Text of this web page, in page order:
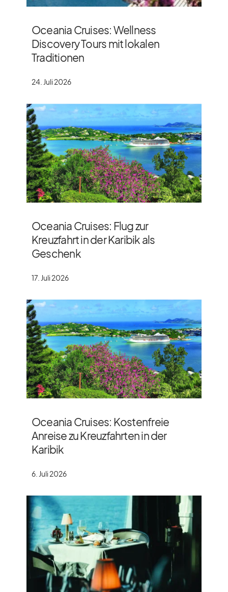
Oceania Cruises: Wellness
Discovery Tours mit lokalen
Traditionen
24. Juli 2026
Oceania Cruises: Flug zur
Kreuzfahrt in der Karibik als
Geschenk
17. Juli 2026
Oceania Cruises: Kostenfreie
Anreise zu Kreuzfahrten in der
Karibik
6. Juli 2026